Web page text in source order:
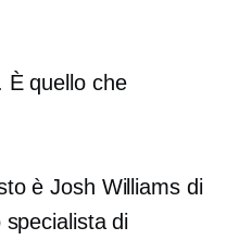
È quello che
è Josh Williams di
di